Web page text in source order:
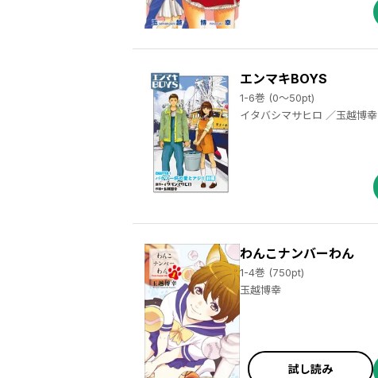
エンマキBOYS
1-6巻 (0～50pt)
イタバシマサヒロ ／玉越博幸
わんこナンバーわん
1-4巻 (750pt)
玉越博幸
試し読み